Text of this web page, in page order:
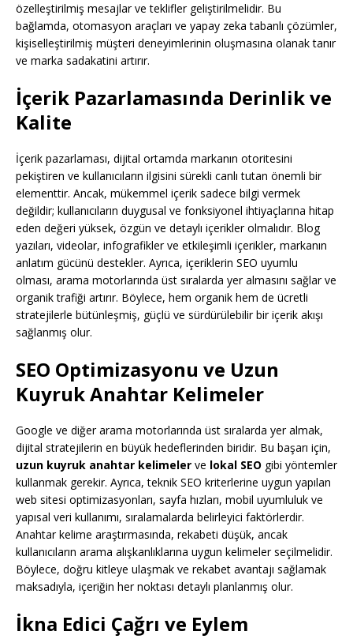
özelleştirilmiş mesajlar ve teklifler geliştirilmelidir. Bu
bağlamda, otomasyon araçları ve yapay zeka tabanlı çözümler,
kişiselleştirilmiş müşteri deneyimlerinin oluşmasına olanak tanır
ve marka sadakatini artırır.
İçerik Pazarlamasında Derinlik ve
Kalite
İçerik pazarlaması, dijital ortamda markanın otoritesini
pekiştiren ve kullanıcıların ilgisini sürekli canlı tutan önemli bir
elementtir. Ancak, mükemmel içerik sadece bilgi vermek
değildir; kullanıcıların duygusal ve fonksiyonel ihtiyaçlarına hitap
eden değeri yüksek, özgün ve detaylı içerikler olmalıdır. Blog
yazıları, videolar, infografikler ve etkileşimli içerikler, markanın
anlatım gücünü destekler. Ayrıca, içeriklerin SEO uyumlu
olması, arama motorlarında üst sıralarda yer almasını sağlar ve
organik trafiği artırır. Böylece, hem organik hem de ücretli
stratejilerle bütünleşmiş, güçlü ve sürdürülebilir bir içerik akışı
sağlanmış olur.
SEO Optimizasyonu ve Uzun
Kuyruk Anahtar Kelimeler
Google ve diğer arama motorlarında üst sıralarda yer almak,
dijital stratejilerin en büyük hedeflerinden biridir. Bu başarı için,
uzun kuyruk anahtar kelimeler ve lokal SEO gibi yöntemler
kullanmak gerekir. Ayrıca, teknik SEO kriterlerine uygun yapılan
web sitesi optimizasyonları, sayfa hızları, mobil uyumluluk ve
yapısal veri kullanımı, sıralamalarda belirleyici faktörlerdir.
Anahtar kelime araştırmasında, rekabeti düşük, ancak
kullanıcıların arama alışkanlıklarına uygun kelimeler seçilmelidir.
Böylece, doğru kitleye ulaşmak ve rekabet avantajı sağlamak
maksadıyla, içeriğin her noktası detaylı planlanmış olur.
İkna Edici Çağrı ve Eylem